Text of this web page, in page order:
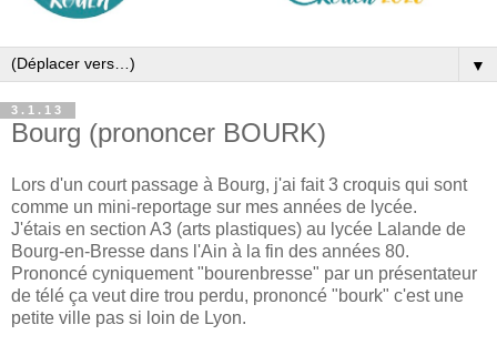
▼
3.1.13
Bourg (prononcer BOURK)
Lors d'un court passage à Bourg, j'ai fait 3 croquis qui sont
comme un mini-reportage sur mes années de lycée.
J'étais en section A3 (arts plastiques) au lycée Lalande de
Bourg-en-Bresse dans l'Ain à la fin des années 80.
Prononcé cyniquement "bourenbresse" par un présentateur
de télé ça veut dire trou perdu, prononcé "bourk" c'est une
petite ville pas si loin de Lyon.